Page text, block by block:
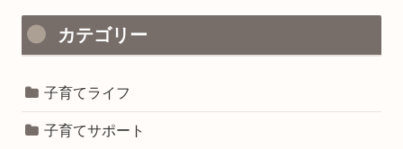
カテゴリー
子育てライフ
子育てサポート